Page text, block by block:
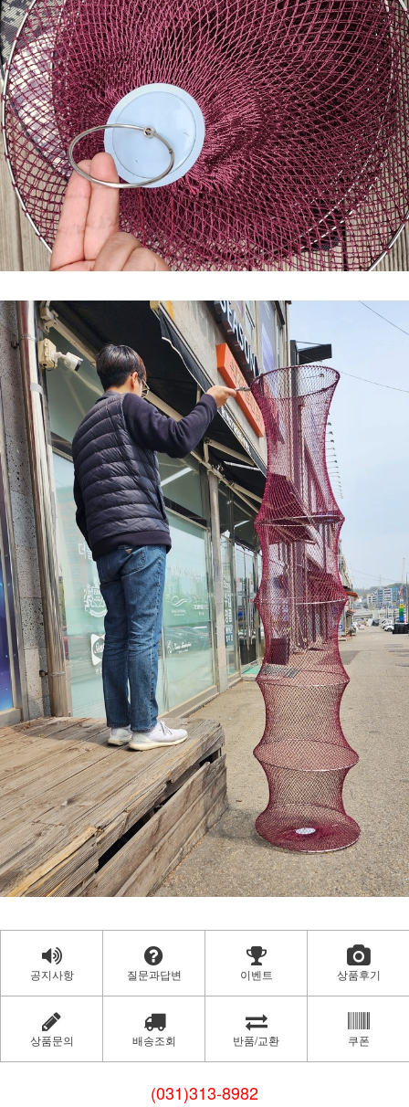
공지사항 질문과답변 이벤트 상품후기
상품문의 배송조회 반품/교환 쿠폰
(031)313-8982